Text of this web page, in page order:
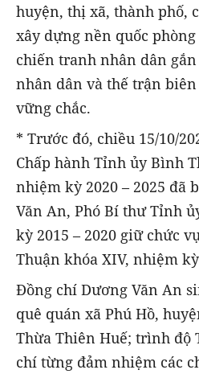
huyện, thị xã, thành phố,
xây dựng nền quốc
chiến tranh nhân dân
nhân dân và thế trận
vững chắc.
* Trước đó, chiều 15/10/
Chấp hành Tỉnh ủy Bình
nhiệm kỳ 2020 – 2025 đã
Văn An, Phó Bí thư Tỉnh
kỳ 2015 – 2020 giữ chức
Thuận khóa XIV, nhiệm
Đồng chí Dương Văn An
quê quán xã Phú Hồ,
Thừa Thiên Huế; trình độ
chí từng đảm nhiệm các